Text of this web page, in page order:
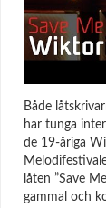
Både
har tunga
de 19-åriga
låten ”Save
gammal och